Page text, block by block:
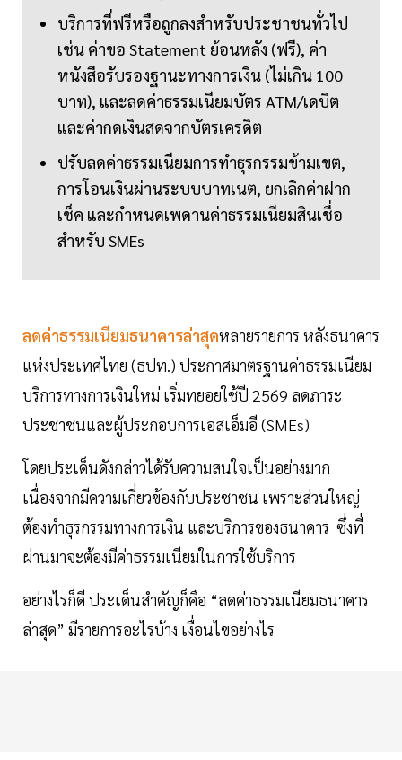
บริการที่ฟรีหรือถูกลงสำหรับประชาชนทั่วไป
เช่น ค่าขอ Statement ย้อนหลัง (ฟรี), ค่า
หนังสือรับรองฐานะทางการเงิน (ไม่เกิน 100
บาท), และลดค่าธรรมเนียมบัตร ATM/เดบิต
และค่ากดเงินสดจากบัตรเครดิต
ปรับลดค่าธรรมเนียมการทำธุรกรรมข้ามเขต,
การโอนเงินผ่านระบบบาทเนต, ยกเลิกค่าฝาก
เช็ค และกำหนดเพดานค่าธรรมเนียมสินเชื่อ
สำหรับ SMEs
ลดค่าธรรมเนียมธนาคารล่าสุดหลายรายการ หลังธนาคาร
แห่งประเทศไทย (ธปท.) ประกาศมาตรฐานค่าธรรมเนียม
บริการทางการเงินใหม่ เริ่มทยอยใช้ปี 2569 ลดภาระ
ประชาชนและผู้ประกอบการเอสเอ็มอี (SMEs)
โดยประเด็นดังกล่าวได้รับความสนใจเป็นอย่างมาก
เนื่องจากมีความเกี่ยวข้องกับประชาชน เพราะส่วนใหญ่
ต้องทำธุรกรรมทางการเงิน และบริการของธนาคาร ซึ่งที่
ผ่านมาจะต้องมีค่าธรรมเนียมในการใช้บริการ
อย่างไรก็ดี ประเด็นสำคัญก็คือ “ลดค่าธรรมเนียมธนาคาร
ล่าสุด” มีรายการอะไรบ้าง เงื่อนไขอย่างไร